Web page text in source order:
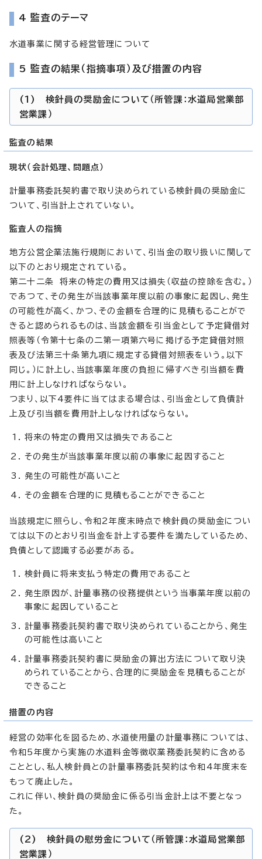
4 監査のテーマ
水道事業に関する経営管理について
5 監査の結果（指摘事項）及び措置の内容
(1) 検針員の奨励金について（所管課：水道局営業部
営業課）
監査の結果
現状（会計処理、問題点）
計量事務委託契約書で取り決められている検針員の奨励金に
ついて、引当計上されていない。
監査人の指摘
地方公営企業法施行規則において、引当金の取り扱いに関して
以下のとおり規定されている。
第二十二条 将来の特定の費用又は損失（収益の控除を含む。）
であつて、その発生が当該事業年度以前の事象に起因し、発生
の可能性が高く、かつ、その金額を合理的に見積もることがで
きると認められるものは、当該金額を引当金として予定貸借対
照表等（令第十七条の二第一項第六号に掲げる予定貸借対照
表及び法第三十条第九項に規定する貸借対照表をいう。以下
同じ。）に計上し、当該事業年度の負担に帰すべき引当額を費
用に計上しなければならない。
つまり、以下4要件に当てはまる場合は、引当金として負債計
上及び引当額を費用計上しなければならない。
将来の特定の費用又は損失であること
その発生が当該事業年度以前の事象に起因すること
発生の可能性が高いこと
その金額を合理的に見積もることができること
当該規定に照らし、令和2年度末時点で検針員の奨励金につい
ては以下のとおり引当金を計上する要件を満たしているため、
負債として認識する必要がある。
検針員に将来支払う特定の費用であること
発生原因が、計量事務の役務提供という当事業年度以前の
事象に起因していること
計量事務委託契約書で取り決められていることから、発生
の可能性は高いこと
計量事務委託契約書に奨励金の算出方法について取り決
められていることから、合理的に奨励金を見積もることが
できること
措置の内容
経営の効率化を図るため、水道使用量の計量事務については、
令和5年度から実施の水道料金等徴収業務委託契約に含める
こととし、私人検針員との計量事務委託契約は令和4年度末を
もって廃止した。
これに伴い、検針員の奨励金に係る引当金計上は不要となっ
た。
(2) 検針員の慰労金について（所管課：水道局営業部
営業課）